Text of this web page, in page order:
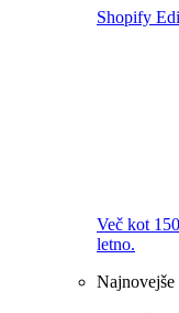
Shopify
Več kot
letno.
Najnovejše